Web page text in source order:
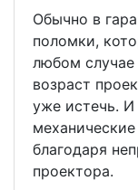
Обычно в
поломки,
любом случае
возраст
уже истечь. И
благодаря
проектора.